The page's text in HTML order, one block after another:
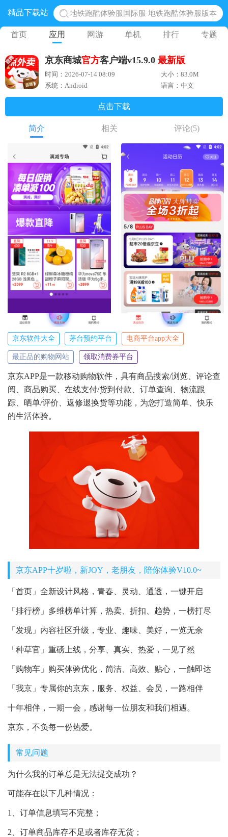
精品下载站
地铁跑酷体验服国际服 地铁跑酷体验服版本
网易光遇手游正版 点亮星空共庆周年
蛋仔派对下载 蛋仔派对体验服
奥特曼王者传奇 正版奥特曼游戏
首页 应用 网游 单机 排行 专题
京东商城官方客户端v15.9.0 最新版
时间：2026-07-14 08:09
大小：83.0M
系统：Android
语言：中文
点击下载
简介 相关 评论(5)
京东软件大全 茅台预约平台 电商平台app大全
最正品的购物网站 领取消费券平台
京东APP是一款移动购物软件，具有商品搜索/浏览、评论查
阅、商品购买、在线支付/货到付款、订单查询、物流跟
踪、晒单/评价、返修退换货等功能，为您打造简单、快乐
的生活体验。
京东APP十岁啦，新JOY，老朋友，陪你体验V10.0~
「首页」全新设计风格，青春、灵动、通透，一键开启
「排行榜」多维榜单计算，热卖、折扣、趋势，一榜打尽
「发现」内容社区升级，专业、趣味、美好，一览无余
「种草官」重磅上线，分享、真实、热爱，一见了然
「购物车」购买体验优化，简洁、高效、贴心，一触即达
「我京」专属你的京东，服务、权益、会员，一路相伴
十年相伴，一期一会，感谢每一位朋友和我们相遇。
京东，不负每一份热爱。
常见问题
为什么我的订单总是无法提交成功？
可能存在以下几种情况：
1、订单信息填写不完整；
2、订单商品库存不足或者库存无货；